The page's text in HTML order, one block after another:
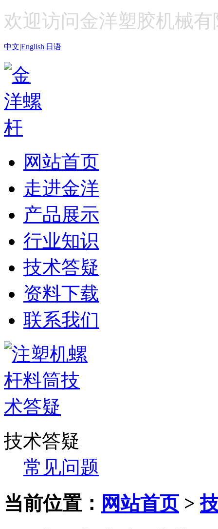
欢迎访问金洋塑胶机械
中文|English| 日语
网站首页
走进金洋
产品展示
行业知识
技术答疑
资料下载
联系我们
技术答疑
常见问题
当前位置： 网站首页>